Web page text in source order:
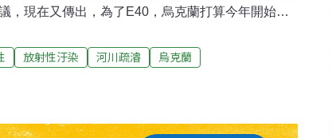
，現在又傳出，為了E40，烏克蘭打算今年開始疏
2800萬下游使用聶伯河（Dnieper River）河水的
跨國運河商機無限 但輻射污染將流入農田、影響
是一條連接波羅的海與黑海的水路，長達2000公
和赫爾松之間的新通商路線，將吸引投資並創造新
放射性汙染 河川疏濬
烏克蘭